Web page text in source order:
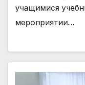
учащимися
мероприятии…